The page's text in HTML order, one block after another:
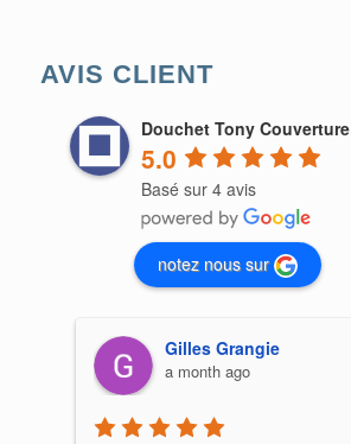
AVIS CLIENT
Douchet Tony Couverture
5.0
Basé sur 4 avis
notez nous sur
Gilles Grangie
a month ago